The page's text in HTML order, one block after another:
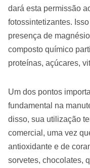
dará esta permissão
fotossintetizantes.
presença de
composto químico
proteínas, açúcares,
Um dos pontos
fundamental na
disso, sua utilização
comercial, uma vez
antioxidante e de
sorvetes, chocolates,